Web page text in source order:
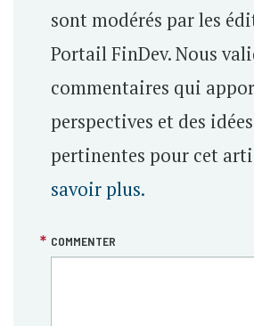
sont modérés par les
Portail FinDev. Nous
commentaires qui
perspectives et des idées
pertinentes pour cet
savoir plus.
COMMENTER